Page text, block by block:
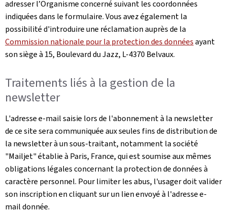
adresser l’Organisme concerné suivant les coordonnées
indiquées dans le formulaire. Vous avez également la
possibilité d'introduire une réclamation auprès de la
Commission nationale pour la protection des donnéesayant
son siège à 15, Boulevard du Jazz, L-4370 Belvaux.
Traitements liés à la gestion de la
newsletter
L'adresse e-mail saisie lors de l'abonnement à la newsletter
de ce site sera communiquée aux seules fins de distribution de
la newsletter à un sous-traitant, notamment la société
"Mailjet" établie à Paris, France, qui est soumise aux mêmes
obligations légales concernant la protection de données à
caractère personnel. Pour limiter les abus, l'usager doit valider
son inscription en cliquant sur un lien envoyé à l'adresse e-
mail donnée.